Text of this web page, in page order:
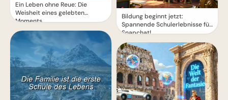
Ein Leben ohne Reue: Die
Weisheit eines gelebten
Moments
Bildung beginnt jetzt:
Spannende Schulerlebnisse für
Snapchat!